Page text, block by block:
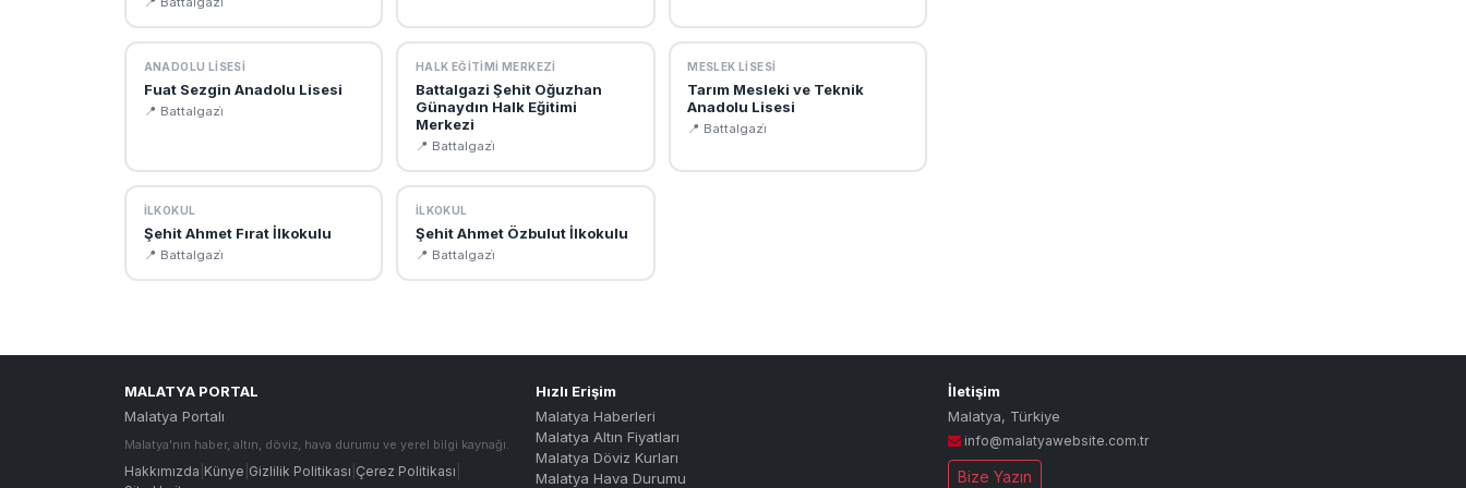
ANADOLU LISESI
Fuat Sezgin Anadolu Lisesi
📍 Battalgazi̇
HALK EĞITIMI MERKEZI
Battalgazi Şehit Oğuzhan
Günaydın Halk Eğitimi
Merkezi
📍 Battalgazi̇
MESLEK LISESI
Tarım Mesleki ve Teknik
Anadolu Lisesi
📍 Battalgazi̇
İLKOKUL
Şehit Ahmet Fırat İlkokulu
📍 Battalgazi̇
İLKOKUL
Şehit Ahmet Özbulut İlkokulu
📍 Battalgazi̇
MALATYA PORTAL
Malatya Portalı
Malatya'nın haber, altın, döviz, hava durumu ve yerel bilgi kaynağı.
Hakkımızda Künye Gizlilik Politikası Çerez Politikası
Hızlı Erişim
Malatya Haberleri
Malatya Altın Fiyatları
Malatya Döviz Kurları
Malatya Hava Durumu
İletişim
Malatya, Türkiye
info@malatyawebsite.com.tr
Bize Yazın